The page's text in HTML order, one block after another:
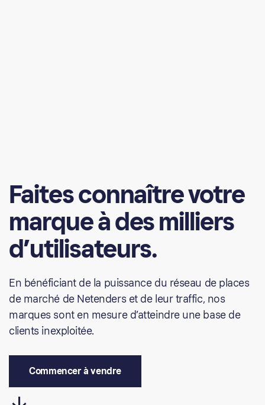
Faitesconnaîtrevotre
marqueàdesmilliers
d’utilisateurs.
En bénéficiant de la puissance du réseau de places
de marché de Netenders et de leur traffic, nos
marques sont en mesure d’atteindre une base de
clients inexploitée.
Commencerà vend re